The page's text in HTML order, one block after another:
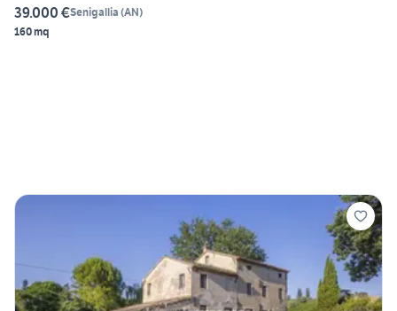
39.000 €Senigallia (AN)
160 mq